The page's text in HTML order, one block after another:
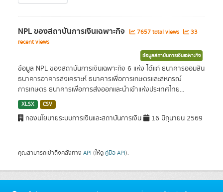
NPL ของสถาบันการเงินเฉพาะกิจ 7657 total views
33
recent views
ข้อมูลสถาบันการเงินเฉพาะกิจ
ข้อมูล NPL ของสถาบันการเงินเฉพาะกิจ 6 แห่ง ได้แก่ ธนาคารออมสิน
ธนาคารอาคารสงเคราะห์ ธนาคารเพื่อการเกษตรและสหกรณ์
การเกษตร ธนาคารเพื่อการส่งออกและนำเข้าแห่งประเทศไทย...
XLSX CSV
กองนโยบายระบบการเงินและสถาบันการเงิน 16 มิถุนายน 2569
คุณสามารถเข้าถึงคลังทาง API (ให้ดู คู่มือ API).